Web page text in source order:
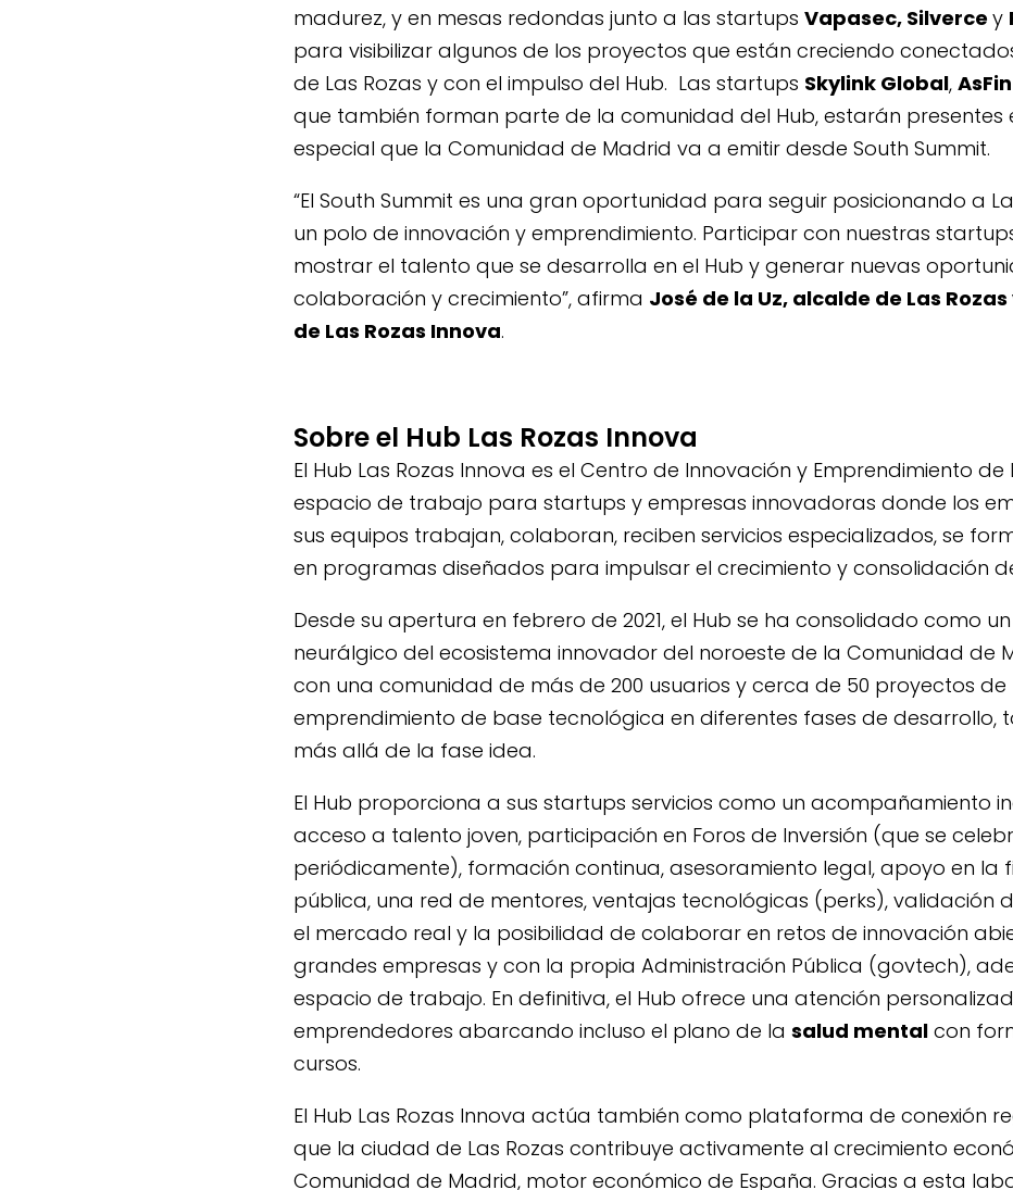
madurez, y en mesas redondas junto a las startups Vapasec, Silverce y
para visibilizar algunos de los proyectos que están creciendo
de Las Rozas y con el impulso del Hub. Las startups Skylink Global, AsFin
que también forman parte de la comunidad del Hub, estarán presentes
especial que la Comunidad de Madrid va a emitir desde South Summit.
“El South Summit es una gran oportunidad para seguir posicionando a
un polo de innovación y emprendimiento. Participar con nuestras
mostrar el talento que se desarrolla en el Hub y generar nuevas
colaboración y crecimiento”, afirma José de la Uz, alcalde de Las
de Las Rozas Innova.
Sobre el Hub Las Rozas Innova
El Hub Las Rozas Innova es el Centro de Innovación y Emprendimiento de
espacio de trabajo para startups y empresas innovadoras donde los
sus equipos trabajan, colaboran, reciben servicios especializados, se
en programas diseñados para impulsar el crecimiento y consolidación
Desde su apertura en febrero de 2021, el Hub se ha consolidado como
neurálgico del ecosistema innovador del noroeste de la Comunidad de
con una comunidad de más de 200 usuarios y cerca de 50 proyectos de
emprendimiento de base tecnológica en diferentes fases de desarrollo,
más allá de la fase idea.
El Hub proporciona a sus startups servicios como un acompañamiento
acceso a talento joven, participación en Foros de Inversión (que se
periódicamente), formación continua, asesoramiento legal, apoyo en la
pública, una red de mentores, ventajas tecnológicas (perks), validación
el mercado real y la posibilidad de colaborar en retos de innovación
grandes empresas y con la propia Administración Pública (govtech),
espacio de trabajo. En definitiva, el Hub ofrece una atención
emprendedores abarcando incluso el plano de la salud mental con
cursos.
El Hub Las Rozas Innova actúa también como plataforma de conexión
que la ciudad de Las Rozas contribuye activamente al crecimiento
Comunidad de Madrid, motor económico de España. Gracias a esta